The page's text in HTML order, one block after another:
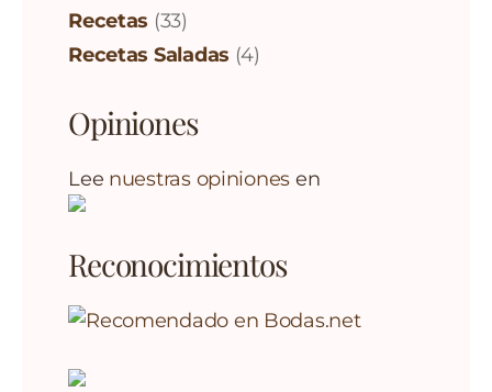
Recetas (33)
Recetas Saladas (4)
Opiniones
Lee nuestras opiniones en
Reconocimientos